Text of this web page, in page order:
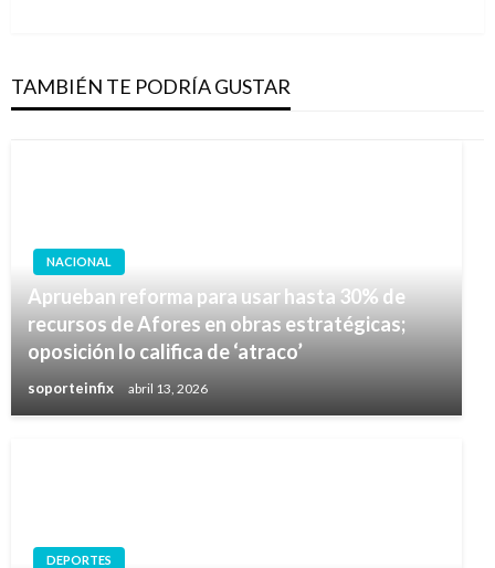
TAMBIÉN TE PODRÍA GUSTAR
NACIONAL
Aprueban reforma para usar hasta 30% de
recursos de Afores en obras estratégicas;
oposición lo califica de ‘atraco’
soporteinfix abril 13, 2026
DEPORTES